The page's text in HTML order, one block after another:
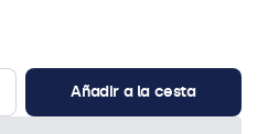
Añadir a la cesta